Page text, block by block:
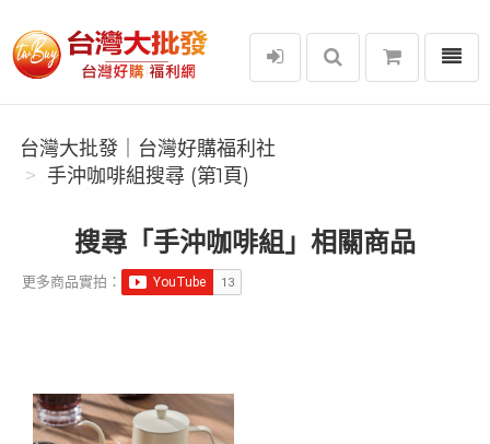
台灣大批發｜台灣好購福利社
選單
台灣大批發｜台灣好購福利社
手沖咖啡組搜尋 (第1頁)
搜尋「手沖咖啡組」相關商品
更多商品實拍：